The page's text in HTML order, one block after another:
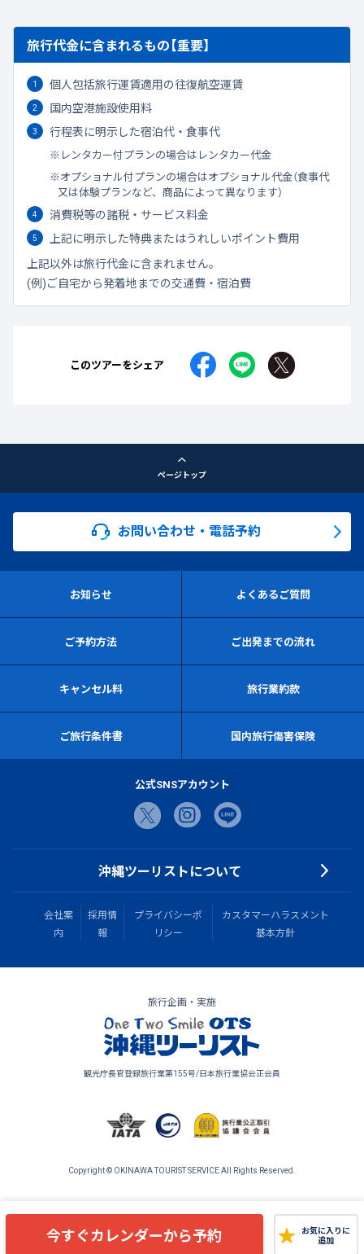
旅行代金に含まれるもの【重要】
個人包括旅行運賃適用の往復航空運賃
国内空港施設使用料
行程表に明示した宿泊代・食事代
レンタカー付プランの場合はレンタカー代金
オプショナル付プランの場合はオプショナル代金（食事代
又は体験プランなど、商品によって異なります）
消費税等の諸税・サービス料金
上記に明示した特典またはうれしいポイント費用
上記以外は旅行代金に含まれません。
(例)ご自宅から発着地までの交通費・宿泊費
このツアーをシェア
今すぐカレンダーから予約
お気に入りに
追加
ページトップ
お問い合わせ・電話予約
お知らせ よくあるご質問
ご予約方法 ご出発までの流れ
キャンセル料 旅行業約款
ご旅行条件書 国内旅行傷害保険
公式SNSアカウント
沖縄ツーリストについて
会社案
内
採用情
報
プライバシーポ
リシー
カスタマーハラスメント
基本方針
旅行企画・実施
観光庁長官登録旅行業第155号/日本旅行業協会正会員
Copyright © OKINAWA TOURIST SERVICE All Rights Reserved.